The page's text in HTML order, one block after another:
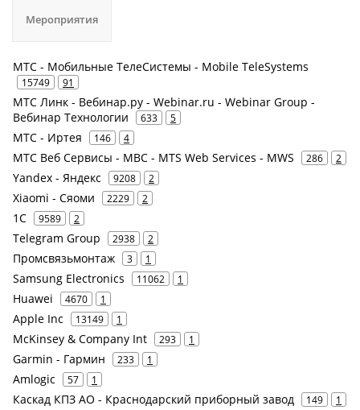
Мероприятия
МТС - Мобильные ТелеСистемы - Mobile TeleSystems
15749 91
МТС Линк - Вебинар.ру - Webinar.ru - Webinar Group -
Вебинар Технологии
633 5
МТС - Иртея 146 4
МТС Веб Сервисы - МВС - MTS Web Services - MWS 286 2
Yandex - Яндекс 9208 2
Xiaomi - Сяоми 2229 2
1С 9589 2
Telegram Group 2938 2
Промсвязьмонтаж 3 1
Samsung Electronics 11062 1
Huawei 4670 1
Apple Inc 13149 1
McKinsey & Company Int 293 1
Garmin - Гармин 233 1
Amlogic 57 1
Каскад КПЗ АО - Краснодарский приборный завод 149 1